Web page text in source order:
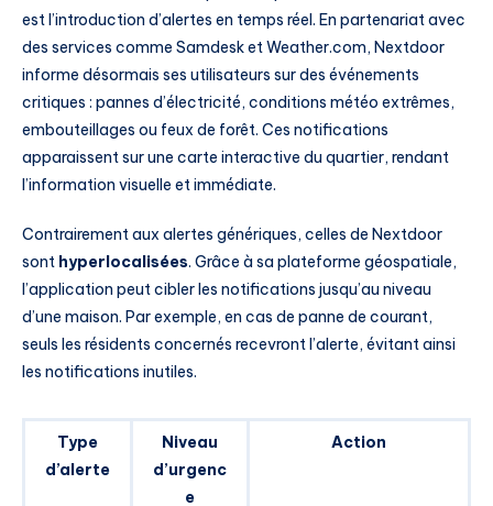
est l’introduction d’alertes en temps réel. En partenariat avec
des services comme Samdesk et Weather.com, Nextdoor
informe désormais ses utilisateurs sur des événements
critiques : pannes d’électricité, conditions météo extrêmes,
embouteillages ou feux de forêt. Ces notifications
apparaissent sur une carte interactive du quartier, rendant
l’information visuelle et immédiate.
Contrairement aux alertes génériques, celles de Nextdoor
sont hyperlocalisées. Grâce à sa plateforme géospatiale,
l’application peut cibler les notifications jusqu’au niveau
d’une maison. Par exemple, en cas de panne de courant,
seuls les résidents concernés recevront l’alerte, évitant ainsi
les notifications inutiles.
Type
d’alerte
Niveau
d’urgenc
e
Action